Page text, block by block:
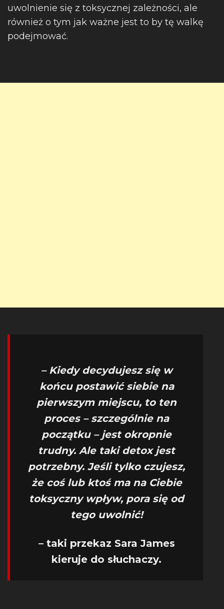
uwolnienie się z toksycznej zależności, ale
również o tym jak ważne jest to by tę walkę
podejmować.
– Kiedy decydujesz się w
końcu postawić siebie na
pierwszym miejscu, to ten
proces – szczególnie na
początku – jest okropnie
trudny. Ale taki detox jest
potrzebny. Jeśli tylko czujesz,
że coś lub ktoś ma na Ciebie
toksyczny wpływ, pora się od
tego uwolnić!
– taki przekaz Sara James
kieruje do słuchaczy.